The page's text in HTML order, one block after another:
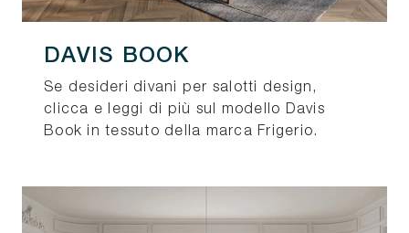
DAVIS BOOK
Se desideri divani per salotti design,
clicca e leggi di più sul modello Davis
Book in tessuto della marca Frigerio.